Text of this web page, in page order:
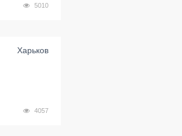
5010
Харьков
4057